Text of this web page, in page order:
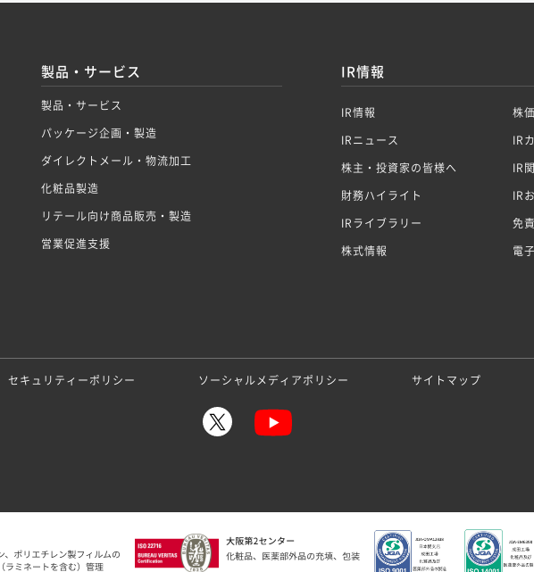
製品・サービス
製品・サービス
パッケージ企画・製造
ダイレクトメール・物流加工
化粧品製造
リテール向け商品販売・製造
営業促進支援
IR情報
IR情報
IRニュース
株主・投資家の皆様へ
財務ハイライト
IRライブラリー
株式情報
株
IR
IR
IR
免
電
セキュリティーポリシー ソーシャルメディアポリシー サイトマップ